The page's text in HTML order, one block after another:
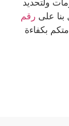
بنا على رقم
بكفاءة